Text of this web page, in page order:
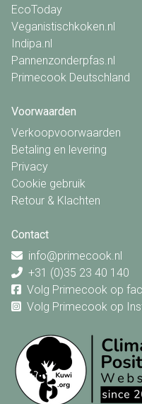
EcoToday
Veganistischkoken.nl
Indipa.nl
Pannenzonderpfas.nl
Primecook Deutschland
Voorwaarden
Verkoopvoorwaarden
Betaling en levering
Privacy
Cookie gebruik
Retour & Klachten
Contact
info@primecook.nl
+31 (0)35 23 40 140
Volg Primecook op
Volg Primecook op